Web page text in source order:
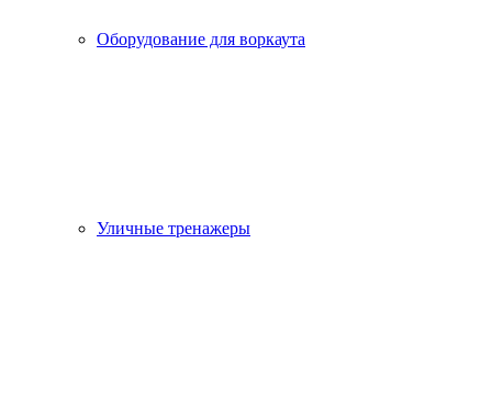
Оборудование для воркаута
Уличные тренажеры